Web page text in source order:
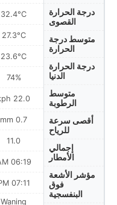
درجة الحرارة
القصوى
متوسط درجة
الحرارة
درجة الحرارة
الدنيا
متوسط
الرطوبة
أقصى سرعة
للرياح
إجمالي
الأمطار
مؤشر الأشعة
فوق
البنفسجية
32.4°C
27.3°C
23.6°C
74%
22.0 kph
0.7 mm
11.0
06:19 AM
07:11 PM
Waning